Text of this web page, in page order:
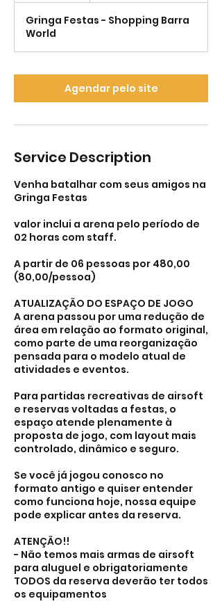
Gringa Festas - Shopping Barra
World
Agendar pelo site
Service Description
Venha batalhar com seus amigos na
Gringa Festas
valor inclui a arena pelo período de
02 horas com staff.
A partir de 06 pessoas por 480,00
(80,00/pessoa)
ATUALIZAÇÃO DO ESPAÇO DE JOGO
A arena passou por uma redução de
área em relação ao formato original,
como parte de uma reorganização
pensada para o modelo atual de
atividades e eventos.
Para partidas recreativas de airsoft
e reservas voltadas a festas, o
espaço atende plenamente à
proposta de jogo, com layout mais
controlado, dinâmico e seguro.
Se você já jogou conosco no
formato antigo e quiser entender
como funciona hoje, nossa equipe
pode explicar antes da reserva.
ATENÇÃO!!
- Não temos mais armas de airsoft
para aluguel e obrigatoriamente
TODOS da reserva deverão ter todos
os equipamentos